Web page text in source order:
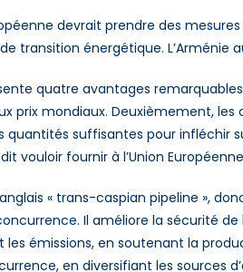
devrait prendre des
transition énergétique.
quatre avantages
prix mondiaux. Deuxièmement,
quantités suffisantes pour
vouloir fournir à l’Union
« trans-caspian pipeline »,
Il améliore la sécurité
les émissions, en soutenant la
en diversifiant les sources